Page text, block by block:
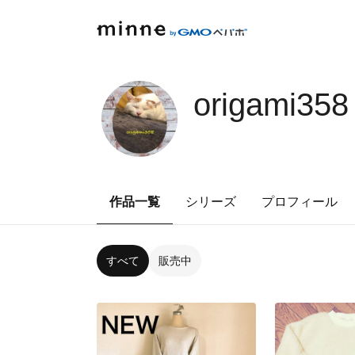
origami358
作品一覧 シリーズ プロフィール
すべて 販売中